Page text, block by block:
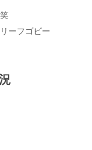
ーフゴビー